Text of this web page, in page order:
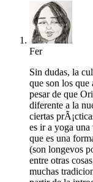
Fer
Sin dudas, la
que son los que
pesar de que
diferente a la
ciertas
es ir a yoga una
que es una
(son longevos
entre otras
muchas